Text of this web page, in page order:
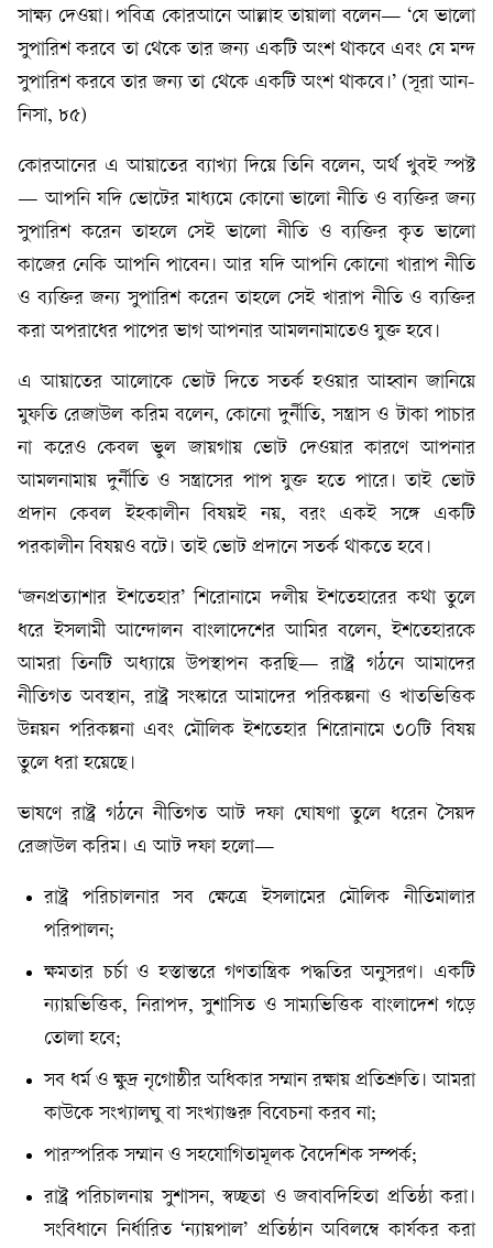
সাক্ষ্য দেওয়া। পবিত্র কোরআনে আল্লাহ তায়ালা বলেন— ‘যে ভালো
সুপারিশ করবে তা থেকে তার জন্য একটি অংশ থাকবে এবং যে মন্দ
সুপারিশ করবে তার জন্য তা থেকে একটি অংশ থাকবে।’ (সূরা আন-
নিসা, ৮৫)
কোরআনের এ আয়াতের ব্যাখ্যা দিয়ে তিনি বলেন, অর্থ খুবই স্পষ্ট
— আপনি যদি ভোটের মাধ্যমে কোনো ভালো নীতি ও ব্যক্তির জন্য
সুপারিশ করেন তাহলে সেই ভালো নীতি ও ব্যক্তির কৃত ভালো
কাজের নেকি আপনি পাবেন। আর যদি আপনি কোনো খারাপ নীতি
ও ব্যক্তির জন্য সুপারিশ করেন তাহলে সেই খারাপ নীতি ও ব্যক্তির
করা অপরাধের পাপের ভাগ আপনার আমলনামাতেও যুক্ত হবে।
এ আয়াতের আলোকে ভোট দিতে সতর্ক হওয়ার আহ্বান জানিয়ে
মুফতি রেজাউল করিম বলেন, কোনো দুর্নীতি, সন্ত্রাস ও টাকা পাচার
না করেও কেবল ভুল জায়গায় ভোট দেওয়ার কারণে আপনার
আমলনামায় দুর্নীতি ও সন্ত্রাসের পাপ যুক্ত হতে পারে। তাই ভোট
প্রদান কেবল ইহকালীন বিষয়ই নয়, বরং একই সঙ্গে একটি
পরকালীন বিষয়ও বটে। তাই ভোট প্রদানে সতর্ক থাকতে হবে।
‘জনপ্রত্যাশার ইশতেহার’ শিরোনামে দলীয় ইশতেহারের কথা তুলে
ধরে ইসলামী আন্দোলন বাংলাদেশের আমির বলেন, ইশতেহারকে
আমরা তিনটি অধ্যায়ে উপস্থাপন করছি— রাষ্ট্র গঠনে আমাদের
নীতিগত অবস্থান, রাষ্ট্র সংস্কারে আমাদের পরিকল্পনা ও খাতভিত্তিক
উন্নয়ন পরিকল্পনা এবং মৌলিক ইশতেহার শিরোনামে ৩০টি বিষয়
তুলে ধরা হয়েছে।
ভাষণে রাষ্ট্র গঠনে নীতিগত আট দফা ঘোষণা তুলে ধরেন সৈয়দ
রেজাউল করিম। এ আট দফা হলো—
রাষ্ট্র পরিচালনার সব ক্ষেত্রে ইসলামের মৌলিক নীতিমালার
পরিপালন;
ক্ষমতার চর্চা ও হস্তান্তরে গণতান্ত্রিক পদ্ধতির অনুসরণ। একটি
ন্যায়ভিত্তিক, নিরাপদ, সুশাসিত ও সাম্যভিত্তিক বাংলাদেশ গড়ে
তোলা হবে;
সব ধর্ম ও ক্ষুদ্র নৃগোষ্ঠীর অধিকার সম্মান রক্ষায় প্রতিশ্রুতি। আমরা
কাউকে সংখ্যালঘু বা সংখ্যাগুরু বিবেচনা করব না;
পারস্পরিক সম্মান ও সহযোগিতামূলক বৈদেশিক সম্পর্ক;
রাষ্ট্র পরিচালনায় সুশাসন, স্বচ্ছতা ও জবাবদিহিতা প্রতিষ্ঠা করা।
সংবিধানে নির্ধারিত ‘ন্যায়পাল’ প্রতিষ্ঠান অবিলম্বে কার্যকর করা